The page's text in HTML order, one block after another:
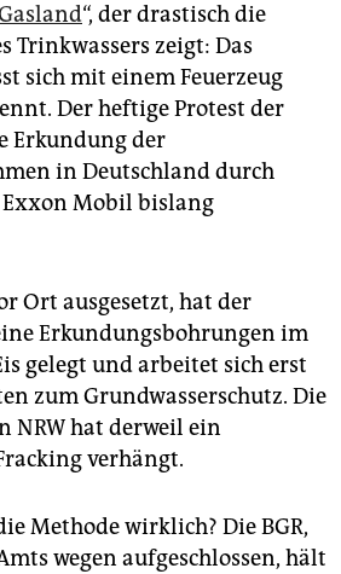
“, der drastisch die
Trinkwassers zeigt: Das
sich mit einem Feuerzeug
Der heftige Protest der
Erkundung der
in Deutschland durch
Mobil bislang
Ort ausgesetzt, hat der
Erkundungsbohrungen im
gelegt und arbeitet sich erst
zum Grundwasserschutz. Die
NRW hat derweil ein
verhängt.
Methode wirklich? Die BGR,
wegen aufgeschlossen, hält